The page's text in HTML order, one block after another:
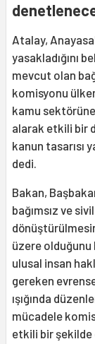
Atalay,
yasakladığını
mevcut olan
komisyonu
kamu
alarak etkili bir
kanun tasarısı
dedi.
Bakan,
bağımsız ve
üzere olduğunu
ulusal insan
gereken
ışığında
mücadele
etkili bir